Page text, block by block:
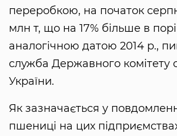
переробкою, на початок
млн т, що на 17% більше в
аналогічною датою 2014 р.,
служба Державного комітету
України.
Як зазначається у
пшениці на цих